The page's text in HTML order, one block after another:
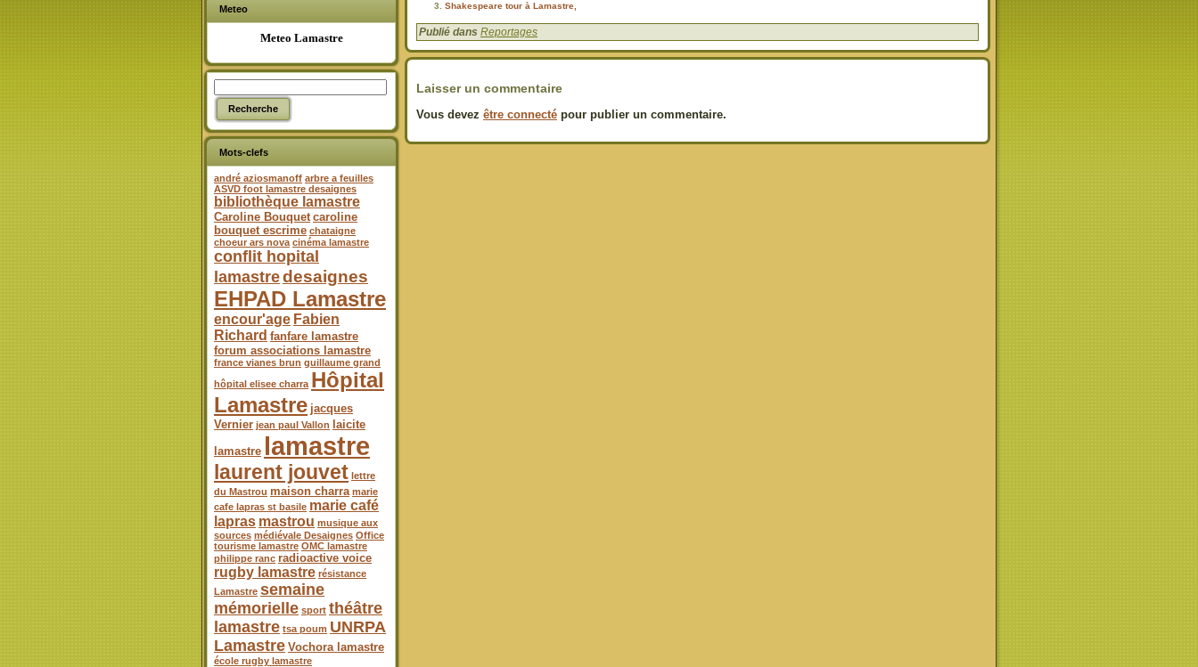
Meteo
Meteo Lamastre
Mots-clefs
andré aziosmanoff arbre a feuilles
ASVD foot lamastre desaignes
bibliothèque lamastre
Caroline Bouquet caroline
bouquet escrime chataigne
choeur ars nova cinéma lamastre
conflit hopital
lamastredesaignes
EHPAD Lamastre
encour'age Fabien
Richard fanfare lamastre
forum associations lamastre
france vianes brun guillaume grand
hôpital elisee charra Hôpital
Lamastre jacques
Vernier jean paul Vallon
laicite
lamastre lamastre
laurent jouvet lettre
du Mastrou maison charra marie
cafe lapras st basile marie café
lapras mastrou musique aux
sources médiévale Desaignes Office
tourisme lamastre OMC lamastre
philippe ranc radioactive voice
rugby lamastre résistance
Lamastre semaine
mémorielle sport théâtre
lamastre tsa poum UNRPA
Lamastre Vochora lamastre
école rugby lamastre
Shakespeare tour à Lamastre,
Publié dans Reportages
Laisser un commentaire
Vous devez être connecté pour publier un commentaire.